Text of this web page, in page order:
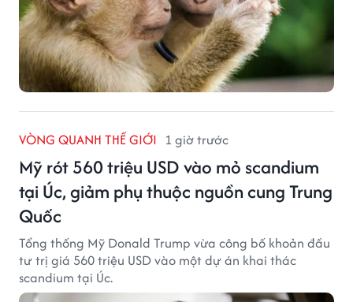
VÒNG QUANH THẾ GIỚI 1 giờ trước
Mỹ rót 560 triệu USD vào mỏ scandium
tại Úc, giảm phụ thuộc nguồn cung Trung
Quốc
Tổng thống Mỹ Donald Trump vừa công bố khoản đầu
tư trị giá 560 triệu USD vào một dự án khai thác
scandium tại Úc.